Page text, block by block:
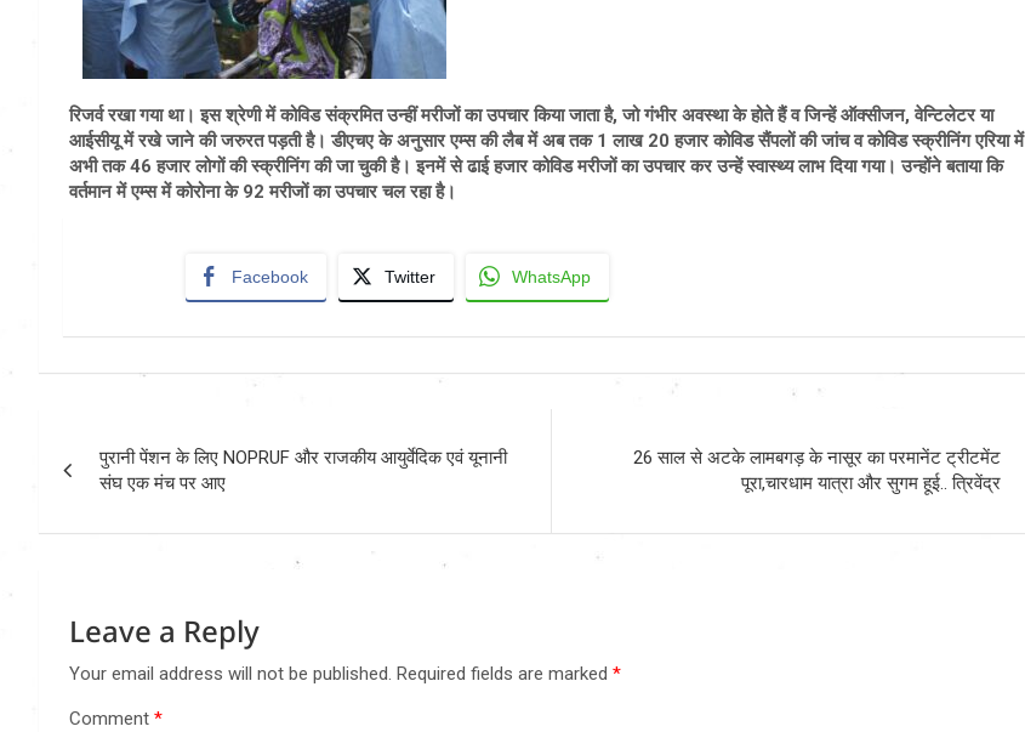
रिजर्व रखा गया था। इस श्रेणी में कोविड संक्रमित उन्हीं मरीजों का उपचार किया जाता है, जो गंभीर अवस्था के होते हैं व जिन्हें ऑक्सीजन, वेन्टिलेटर या
आईसीयू में रखे जाने की जरुरत पड़ती है। डीएचए के अनुसार एम्स की लैब में अब तक 1 लाख 20 हजार कोविड सैंपलों की जांच व कोविड स्क्रीनिंग एरिया में
अभी तक 46 हजार लोगों की स्क्रीनिंग की जा चुकी है। इनमें से ढाई हजार कोविड मरीजों का उपचार कर उन्हें स्वास्थ्य लाभ दिया गया। उन्होंने बताया कि
वर्तमान में एम्स में कोरोना के 92 मरीजों का उपचार चल रहा है।
Facebook Twitter WhatsApp
navigation
पुरानी पेंशन के लिए NOPRUF और राजकीय आयुर्वेदिक एवं यूनानी
संघ एक मंच पर आए
26 साल से अटके लामबगड़ के नासूर का परमानेंट ट्रीटमेंट
पूरा,चारधाम यात्रा और सुगम हूई.. त्रिवेंद्र
Leave a Reply
Your email address will not be published. Required fields are marked *
Comment *